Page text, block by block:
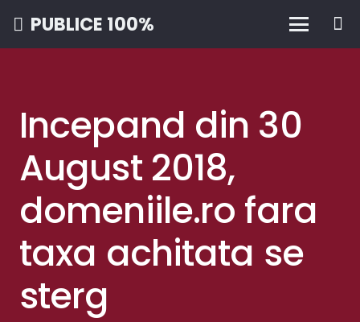
PUBLICE 100%
Incepand din 30
August 2018,
domeniile.ro fara
taxa achitata se
sterg